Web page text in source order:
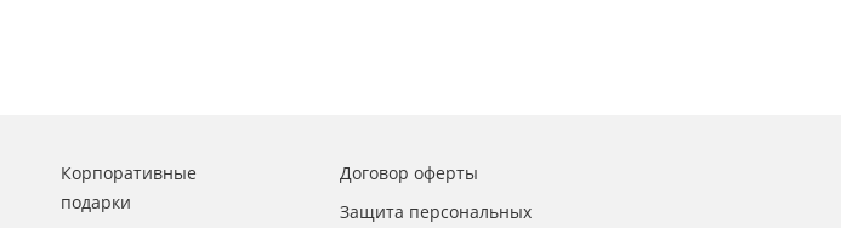
Корпоративные
подарки
Договор оферты
Защита персональных